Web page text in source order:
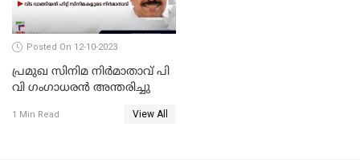
Posted On 12-10-2023
പ്രമുഖ സിനിമ നിർമാതാവ് പി
വി ഗംഗാധരൻ അന്തരിച്ചു
1 Min Read View All